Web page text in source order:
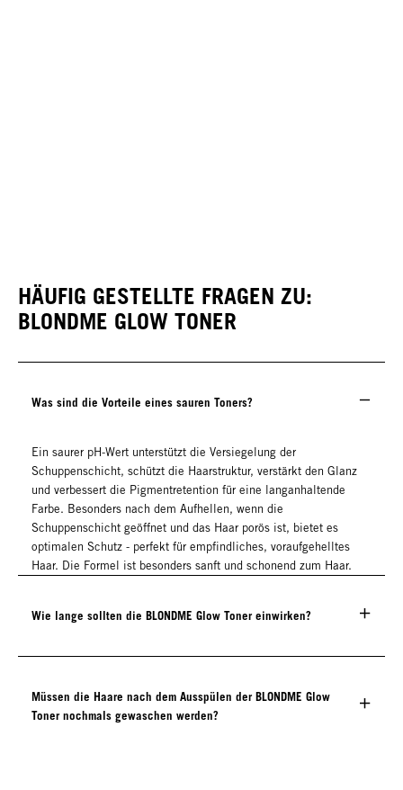
HÄUFIG GESTELLTE FRAGEN ZU:
BLONDME GLOW TONER
Was sind die Vorteile eines sauren Toners?
Ein saurer pH-Wert unterstützt die Versiegelung der
Schuppenschicht, schützt die Haarstruktur, verstärkt den Glanz
und verbessert die Pigmentretention für eine langanhaltende
Farbe. Besonders nach dem Aufhellen, wenn die
Schuppenschicht geöffnet und das Haar porös ist, bietet es
optimalen Schutz - perfekt für empfindliches, voraufgehelltes
Haar. Die Formel ist besonders sanft und schonend zum Haar.
Wie lange sollten die BLONDME Glow Toner einwirken?
Müssen die Haare nach dem Ausspülen der BLONDME Glow
Toner nochmals gewaschen werden?